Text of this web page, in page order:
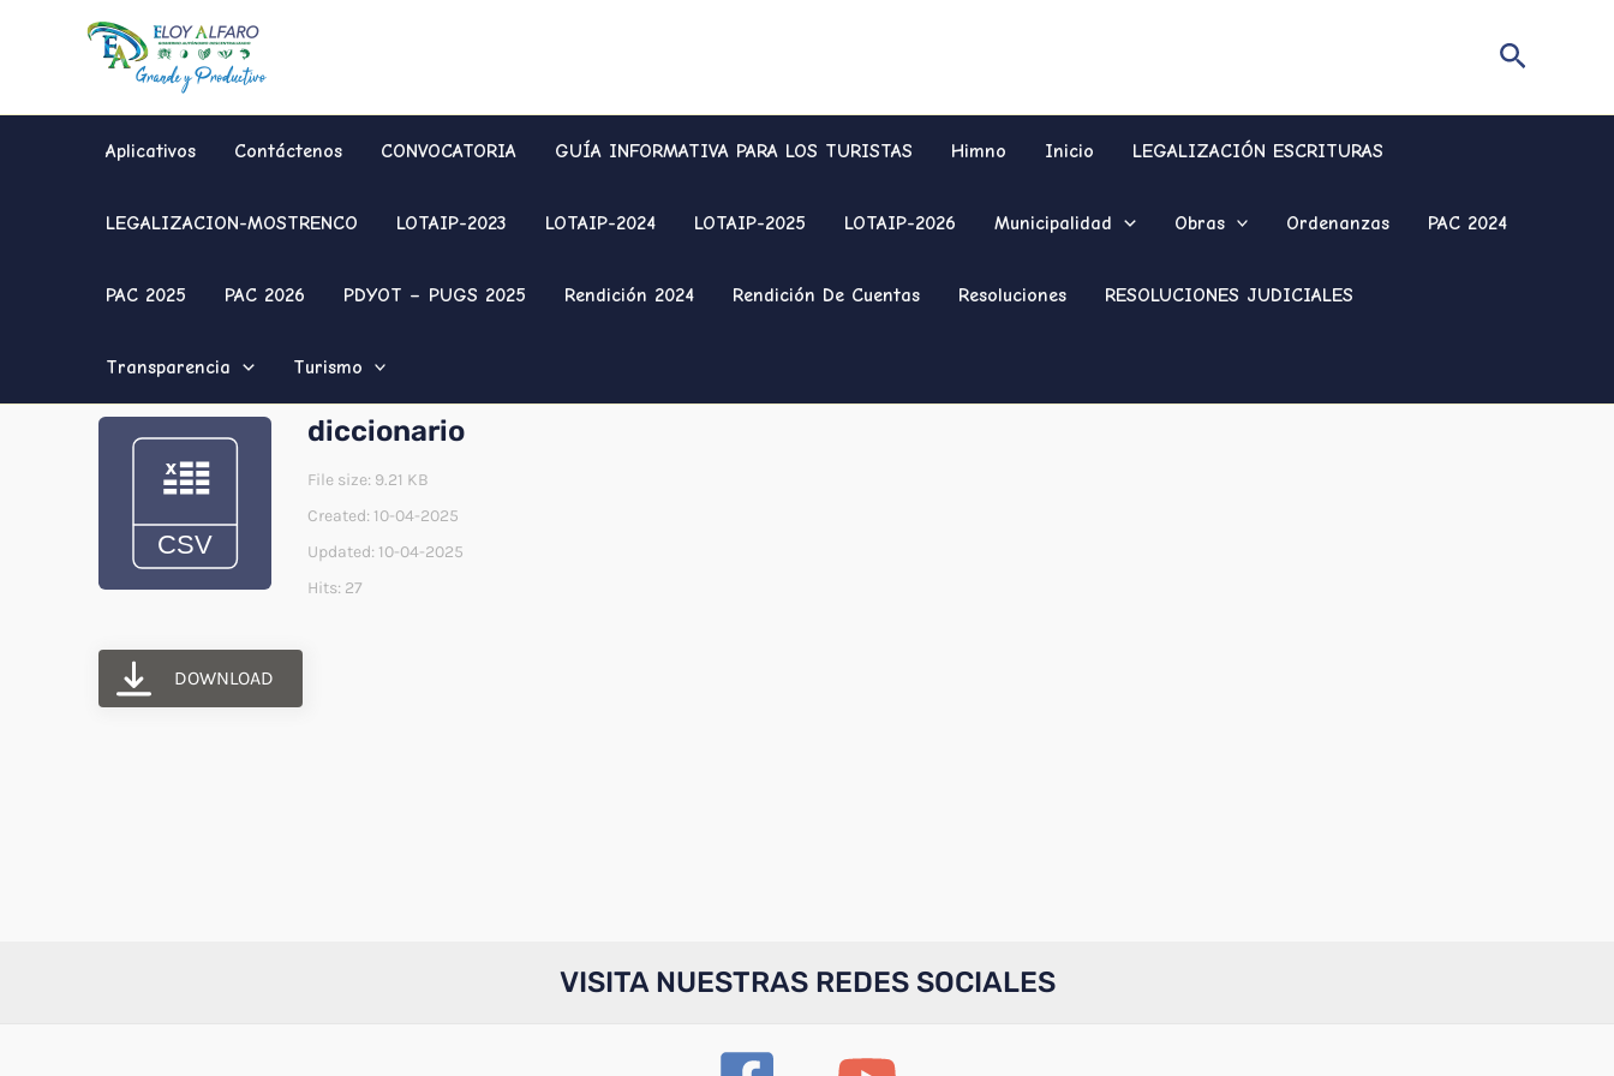
Buscar
Aplicativos Contáctenos CONVOCATORIA GUÍA INFORMATIVA PARA LOS TURISTAS Himno Inicio LEGALIZACIÓN ESCRITURAS
LEGALIZACION-MOSTRENCO LOTAIP-2023 LOTAIP-2024 LOTAIP-2025 LOTAIP-2026 Municipalidad Obras Ordenanzas PAC 2024
PAC 2025 PAC 2026 PDYOT – PUGS 2025 Rendición 2024 Rendición De Cuentas Resoluciones RESOLUCIONES JUDICIALES
Transparencia Turismo
diccionario
File size: 9.21 KB
Created: 10-04-2025
Updated: 10-04-2025
Hits: 27
DOWNLOAD
VISITA NUESTRAS REDES SOCIALES